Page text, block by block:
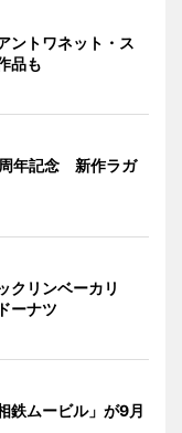
ントワネット・ス
品も
年記念 新作ラガ
クリンベーカリ
ーナツ
鉄ムービル」が9月